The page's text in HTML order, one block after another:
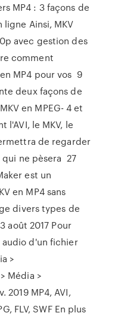
MP4 : 3 façons de
ligne Ainsi, MKV
avec gestion des
comment
MP4 pour vos 9
deux façons de
en MPEG- 4 et
l'AVI, le MKV, le
de regarder
ne pèsera 27
est un
en MP4 sans
divers types de
août 2017 Pour
d'un fichier
>
Média >
2019 MP4, AVI,
FLV, SWF En plus